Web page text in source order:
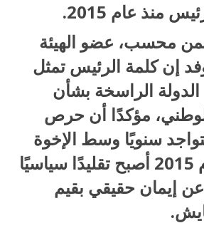
منذ عام 2015.
محسب، عضو الهيئة
إن كلمة الرئيس تمثل
الراسخة بشأن
مؤكدًا أن حرص
سنويًا وسط الإخوة
الأقباط منذ عام 2015 أصبح تقليدًا سياسيًا
عن إيمان حقيقي بقيم